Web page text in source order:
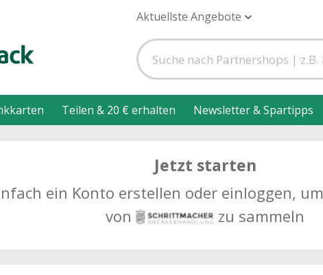
Aktuellste Angebote
Teilen & 20 € erhalten Newsletter & Spartipps
Jetzt starten
ein Konto erstellen oder einloggen, um
von
zu sammeln